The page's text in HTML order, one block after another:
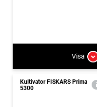
Visa
Kultivator FISKARS Prima
5300